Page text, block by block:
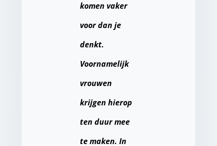
komen vaker
voor dan je
denkt.
Voornamelijk
vrouwen
krijgen hierop
ten duur mee
te maken. In